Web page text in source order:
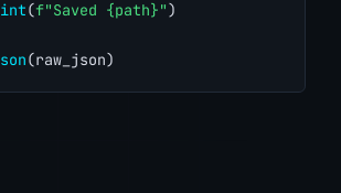
(f"Saved {path}")
(raw_json)